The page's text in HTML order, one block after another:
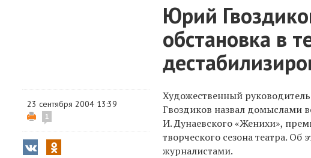
Юрий
обстановка в
23 сентября 2004 13:39
1
Художественный
Гвоздиков назвал домыслами
И. Дунаевского «Женихи»,
творческого сезона театра.
журналистами.